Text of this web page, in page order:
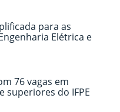
para as
Elétrica e
76 vagas em
superiores do IFPE